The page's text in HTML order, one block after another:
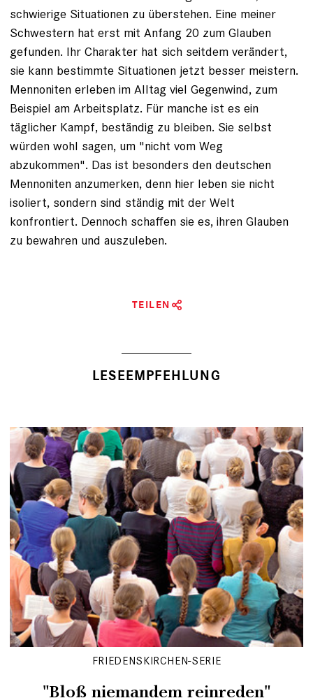
schwierige Situationen zu überstehen. Eine meiner
Schwestern hat erst mit Anfang 20 zum Glauben
gefunden. Ihr Charakter hat sich seitdem verändert,
sie kann bestimmte Situationen jetzt besser meistern.
Mennoniten erleben im Alltag viel Gegenwind, zum
Beispiel am Arbeitsplatz. Für manche ist es ein
täglicher Kampf, beständig zu bleiben. Sie selbst
würden wohl sagen, um "nicht vom Weg
abzukommen". Das ist besonders den deutschen
Mennoniten anzumerken, denn hier leben sie nicht
isoliert, sondern sind ständig mit der Welt
konfrontiert. Dennoch schaffen sie es, ihren Glauben
zu bewahren und auszuleben.
TEILEN
LESEEMPFEHLUNG
FRIEDENSKIRCHEN-SERIE
"Bloß niemandem reinreden"